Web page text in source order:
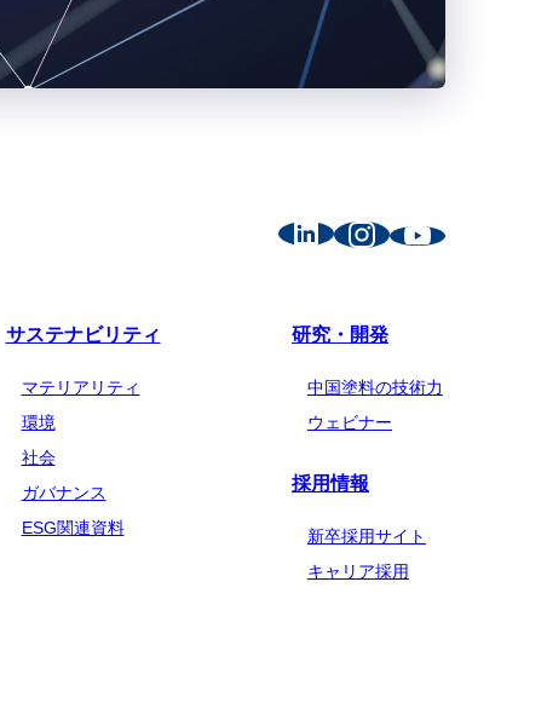
サステナビリティ
マテリアリティ
環境
社会
ガバナンス
ESG関連資料
研究・開発
中国塗料の技術力
ウェビナー
採用情報
新卒採用サイト
キャリア採用